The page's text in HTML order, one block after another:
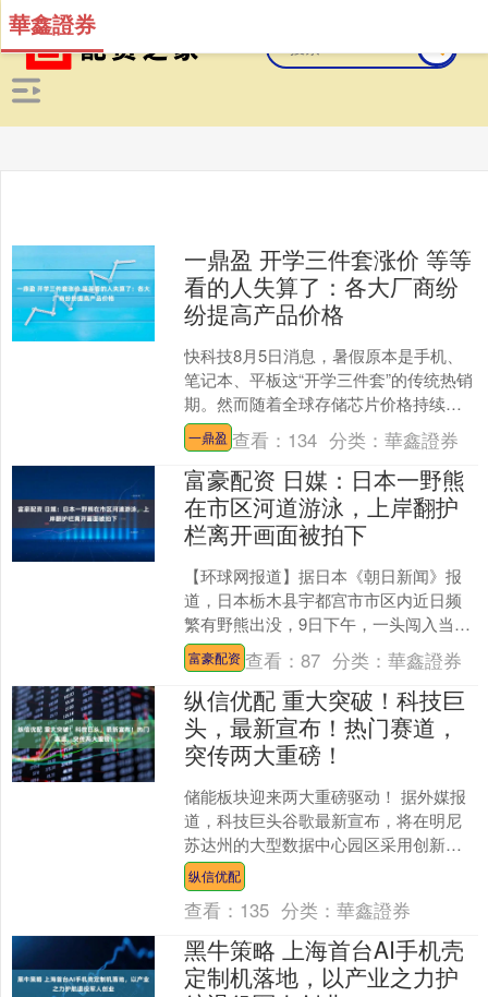
華鑫證券
一鼎盈 开学三件套涨价 等等
看的人失算了：各大厂商纷
纷提高产品价格
快科技8月5日消息，暑假原本是手机、
笔记本、平板这“开学三件套”的传统热销
期。然而随着全球存储芯片价格持续攀
升，各大厂商纷纷上调产品售价，原本
打算“等等看”的消....
一鼎盈 查看： 134 分类：華鑫證券
富豪配资 日媒：日本一野熊
在市区河道游泳，上岸翻护
栏离开画面被拍下
【环球网报道】据日本《朝日新闻》报
道，日本栃木县宇都宫市市区内近日频
繁有野熊出没，9日下午，一头闯入当地
民宅的熊被应对小组捕获，此前有当地
民众发现有野熊在市区河....
富豪配资 查看：87 分类：華鑫證券
纵信优配 重大突破！科技巨
头，最新宣布！热门赛道，
突传两大重磅！
储能板块迎来两大重磅驱动！ 据外媒报
道，科技巨头谷歌最新宣布，将在明尼
苏达州的大型数据中心园区采用创新
的“铁空气电池”（iron-air batteries）储....
纵信优配
查看： 135 分类：華鑫證券
黑牛策略 上海首台AI手机壳
定制机落地，以产业之力护